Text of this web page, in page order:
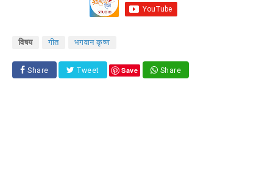
विषय गीत भगवान कृष्ण
Share Tweet Save Share